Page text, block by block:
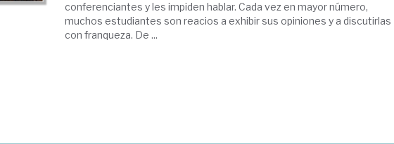
conferenciantes y les impiden hablar. Cada vez en mayor número,
muchos estudiantes son reacios a exhibir sus opiniones y a discutirlas
con franqueza. De ...